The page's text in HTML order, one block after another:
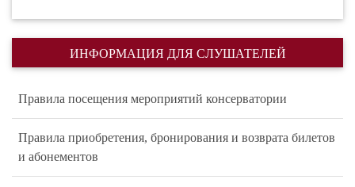
ИНФОРМАЦИЯ ДЛЯ СЛУШАТЕЛЕЙ
Правила посещения мероприятий консерватории
Правила приобретения, бронирования и возврата билетов
и абонементов